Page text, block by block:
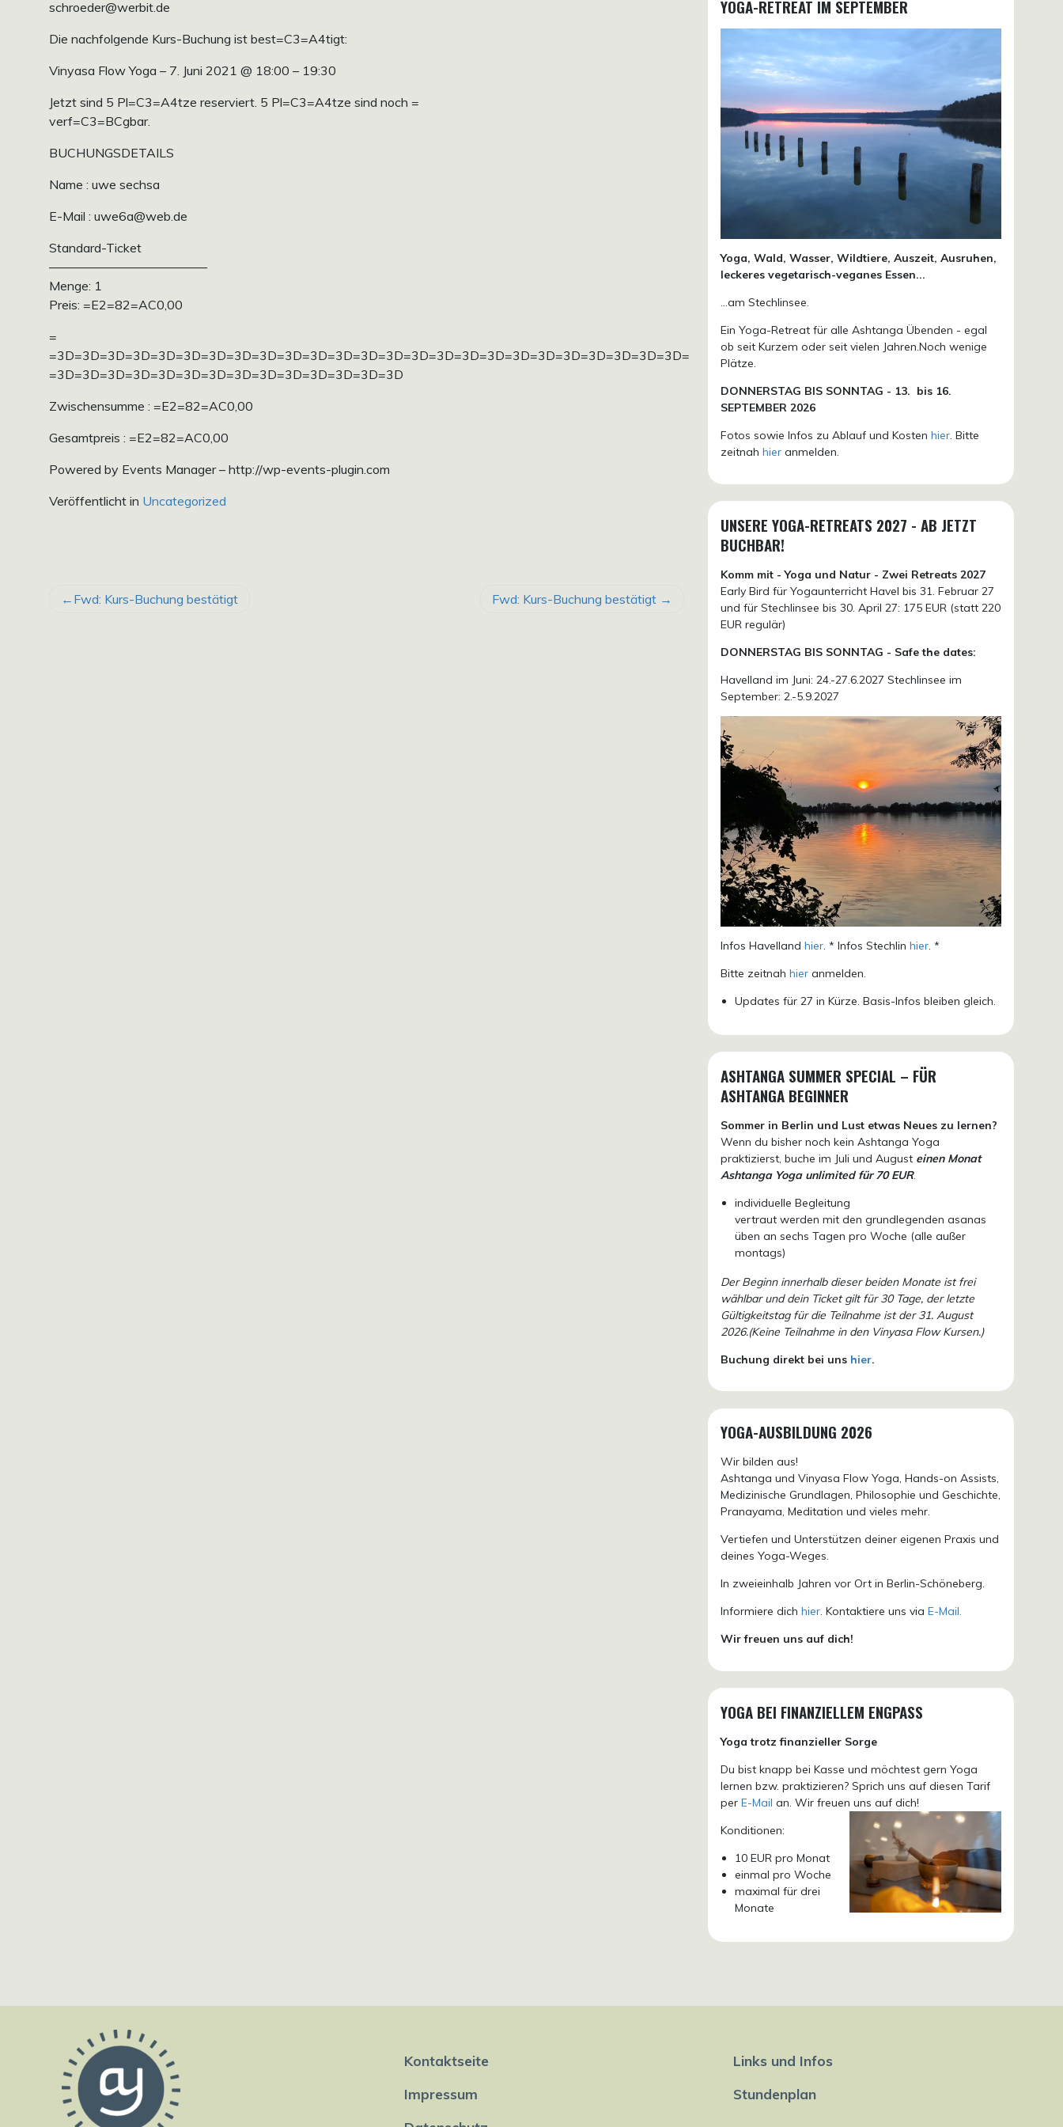
schroeder@werbit.de
Die nachfolgende Kurs-Buchung ist best=C3=A4tigt:
Vinyasa Flow Yoga – 7. Juni 2021 @ 18:00 – 19:30
Jetzt sind 5 Pl=C3=A4tze reserviert. 5 Pl=C3=A4tze sind noch =
verf=C3=BCgbar.
BUCHUNGSDETAILS
Name : uwe sechsa
E-Mail : uwe6a@web.de
Standard-Ticket
————————————–
Menge: 1
Preis: =E2=82=AC0,00
=
=3D=3D=3D=3D=3D=3D=3D=3D=3D=3D=3D=3D=3D=3D=3D=3D=3D=3D=3D=3D=3D=3D=3D=3D=3D=
=3D=3D=3D=3D=3D=3D=3D=3D=3D=3D=3D=3D=3D=3D
Zwischensumme : =E2=82=AC0,00
Gesamtpreis : =E2=82=AC0,00
Powered by Events Manager – http://wp-events-plugin.com
Veröffentlicht in Uncategorized
BEITRAGSNAVIGATION
Fwd: Kurs-Buchung bestätigt Fwd: Kurs-Buchung bestätigt
YOGA-RETREAT IM SEPTEMBER
Yoga, Wald, Wasser, Wildtiere, Auszeit, Ausruhen,
leckeres vegetarisch-veganes Essen...
...am Stechlinsee.
Ein Yoga-Retreat für alle Ashtanga Übenden - egal
ob seit Kurzem oder seit vielen Jahren.Noch wenige
Plätze.
DONNERSTAG BIS SONNTAG - 13. bis 16.
SEPTEMBER 2026
Fotos sowie Infos zu Ablauf und Kostenhier. Bitte
zeitnahhier anmelden.
UNSERE YOGA-RETREATS 2027 - AB JETZT
BUCHBAR!
Komm mit - Yoga und Natur - Zwei Retreats 2027
Early Bird für Yogaunterricht Havel bis 31. Februar 27
und für Stechlinsee bis 30. April 27: 175 EUR (statt 220
EUR regulär)
DONNERSTAG BIS SONNTAG - Safe the dates:
Havelland im Juni: 24.-27.6.2027 Stechlinsee im
September: 2.-5.9.2027
Infos Havellandhier. * Infos Stechlinhier. *
Bitte zeitnahhier anmelden.
Updates für 27 in Kürze. Basis-Infos bleiben gleich.
ASHTANGA SUMMER SPECIAL – FÜR
ASHTANGA BEGINNER
Sommer in Berlin und Lust etwas Neues zu lernen?
Wenn du bisher noch kein Ashtanga Yoga
praktizierst, buche im Juli und August einen Monat
Ashtanga Yoga unlimited für 70 EUR.
individuelle Begleitung
vertraut werden mit den grundlegenden asanas
üben an sechs Tagen pro Woche (alle außer
montags)
Der Beginn innerhalb dieser beiden Monate ist frei
wählbar und dein Ticket gilt für 30 Tage, der letzte
Gültigkeitstag für die Teilnahme ist der 31. August
2026.(Keine Teilnahme in den Vinyasa Flow Kursen.)
Buchung direkt bei uns hier.
YOGA-AUSBILDUNG 2026
Wir bilden aus!
Ashtanga und Vinyasa Flow Yoga, Hands-on Assists,
Medizinische Grundlagen, Philosophie und Geschichte,
Pranayama, Meditation und vieles mehr.
Vertiefen und Unterstützen deiner eigenen Praxis und
deines Yoga-Weges.
In zweieinhalb Jahren vor Ort in Berlin-Schöneberg.
Informiere dichhier. Kontaktiere uns viaE-Mail.
Wir freuen uns auf dich!
YOGA BEI FINANZIELLEM ENGPASS
Yoga trotz finanzieller Sorge
Du bist knapp bei Kasse und möchtest gern Yoga
lernen bzw. praktizieren? Sprich uns auf diesen Tarif
perE-Mail an. Wir freuen uns auf dich!
Konditionen:
10 EUR pro Monat
einmal pro Woche
maximal für drei
Monate
Kontaktseite
Impressum
Links und Infos
Stundenplan